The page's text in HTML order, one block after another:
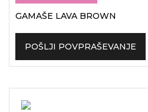
GAMAŠE LAVA BROWN
POŠLJI POVPRAŠEVANJE